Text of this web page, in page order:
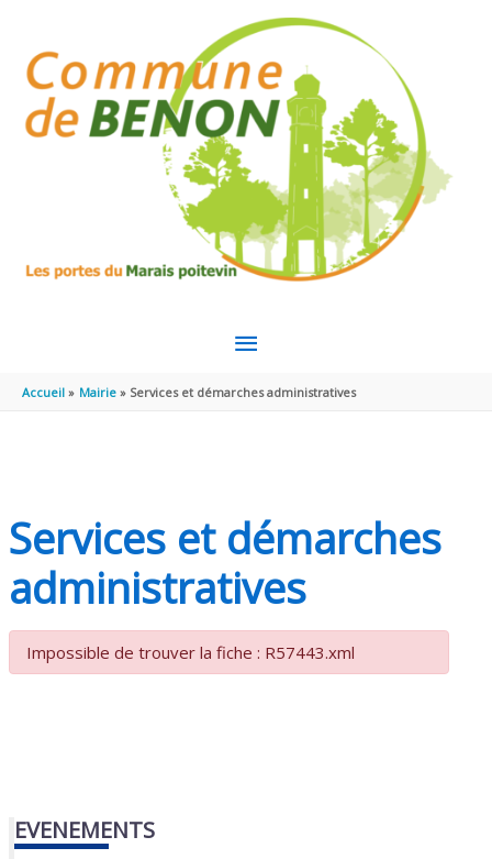
MENU
PRINCIPAL
Accueil Mairie Services et démarches administratives
Services et démarches
administratives
Impossible de trouver la fiche : R57443.xml
EVENEMENTS